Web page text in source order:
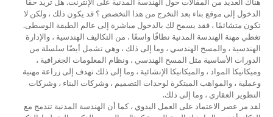
هناك العديد من المقالات حول الهندسة المدنية على الإنترنت. هل تريد حقًا
الدخول إلى موقع بناء بعد التخرج من هذا التخصص ؟ قد يكون ذلك ، ولكن لا
تكون متشائمًا ، فقد يسمح لك بالدخول مباشرة إلى عالم الطبقة الوسطى.
تغطي مهنة الهندسة المدنية نطاقًا واسعًا ، من التكاليف الهندسية ، والإدارة
الهندسية ، والمسح الهندسي ، وما إلى ذلك ، وهي تشمل أيضًا سلسلة من
الدورات الأساسية مثل المسح الهندسي ، ونظام المعلومات الجغرافية ،
وميكانيكا المواد ، والميكانيكا الإنشائية ، وما إلى ذلك تهدف إلى زراعة مهنية
وعملية ، والمواهب المبتكرة لوحدات التصميم ، وشركات البناء ، وشركات
التطوير العقاري ، وما إلى ذلك.
لقد مر عصر الاعتماد على العمل اليدوي ، كما أن الهندسة المدنية تندمج مع